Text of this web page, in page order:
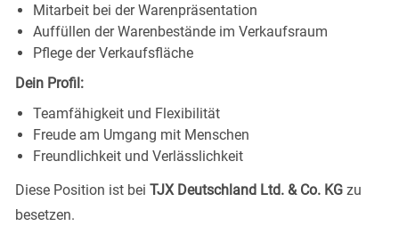
Mitarbeit bei der Warenpräsentation
Auffüllen der Warenbestände im Verkaufsraum
Pflege der Verkaufsfläche
Dein Profil:
Teamfähigkeit und Flexibilität
Freude am Umgang mit Menschen
Freundlichkeit und Verlässlichkeit
Diese Position ist bei TJX Deutschland Ltd. & Co. KG zu
besetzen.